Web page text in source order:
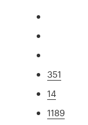
351
14
1189